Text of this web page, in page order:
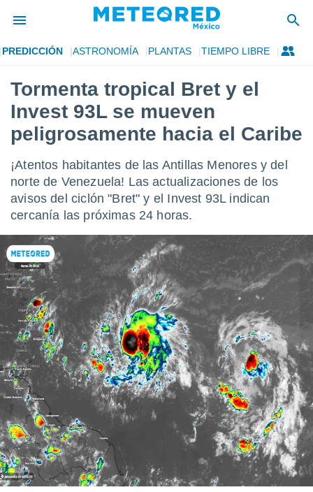
de
ha sido
para
que se
calidad.
a este
las
y
forma
digital
basada
permite
seguir
contenido
coste.
botón
a la
la
ACEPTAR
CONTINUAR
CONFIGURACIÓN
PREDICCIÓN ASTRONOMÍA PLANTAS TIEMPO LIBRE
Tormenta tropical Bret y el
Invest 93L se mueven
peligrosamente hacia el Caribe
¡Atentos habitantes de las Antillas Menores y del
norte de Venezuela! Las actualizaciones de los
avisos del ciclón "Bret" y el Invest 93L indican
cercanía las próximas 24 horas.